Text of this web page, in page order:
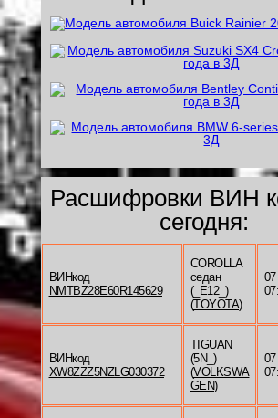
Расшифровки ВИН
сегодня:
ВИНкод
NMTBZ28E60R145629
COROLLA
седан
(_E12_)
(TOYOTA)
07
ВИНкод
XW8ZZZ5NZLG030372
TIGUAN
(5N_)
(VOLKSWA
GEN)
07